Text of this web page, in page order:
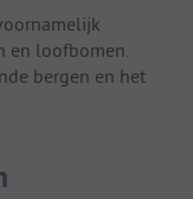
en loofbomen.
bergen en het